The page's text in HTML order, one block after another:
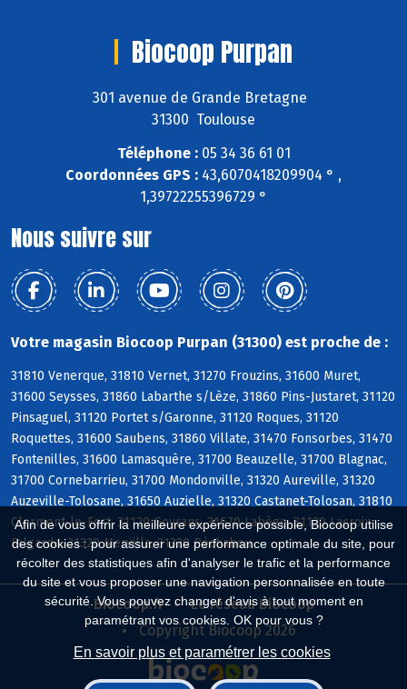
Afin de vous offrir la meilleure expérience possible, Biocoop utilise
des cookies : pour assurer une performance optimale du site, pour
récolter des statistiques afin d'analyser le trafic et la performance
du site et vous proposer une navigation personnalisée en toute
sécurité. Vous pouvez changer d'avis à tout moment en
paramétrant vos cookies. OK pour vous ?
En savoir plus et paramétrer les cookies
Biocoop Purpan
301 avenue de Grande Bretagne
31300 Toulouse
Téléphone :05 34 36 61 01
Coordonnées GPS : 43,6070418209904 ° ,
1,39722255396729 °
Nous suivre sur
Votre magasin Biocoop Purpan (31300) est proche de :
31810 Venerque, 31810 Vernet, 31270 Frouzins, 31600 Muret,
31600 Seysses, 31860 Labarthe s/Lèze, 31860 Pins-Justaret, 31120
Pinsaguel, 31120 Portet s/Garonne, 31120 Roques, 31120
Roquettes, 31600 Saubens, 31860 Villate, 31470 Fonsorbes, 31470
Fontenilles, 31600 Lamasquère, 31700 Beauzelle, 31700 Blagnac,
31700 Cornebarrieu, 31700 Mondonville, 31320 Aureville, 31320
Auzeville-Tolosane, 31650 Auzielle, 31320 Castanet-Tolosan, 31810
Clermont-le-Fort, 31120 Goyrans, 31670 Labège, 31120 Lacroix-
Falgarde, 31320 Mervilla, 31320 Péchabou
Biocoop.fr
Le réseau Biocoop
Copyright Biocoop 2026